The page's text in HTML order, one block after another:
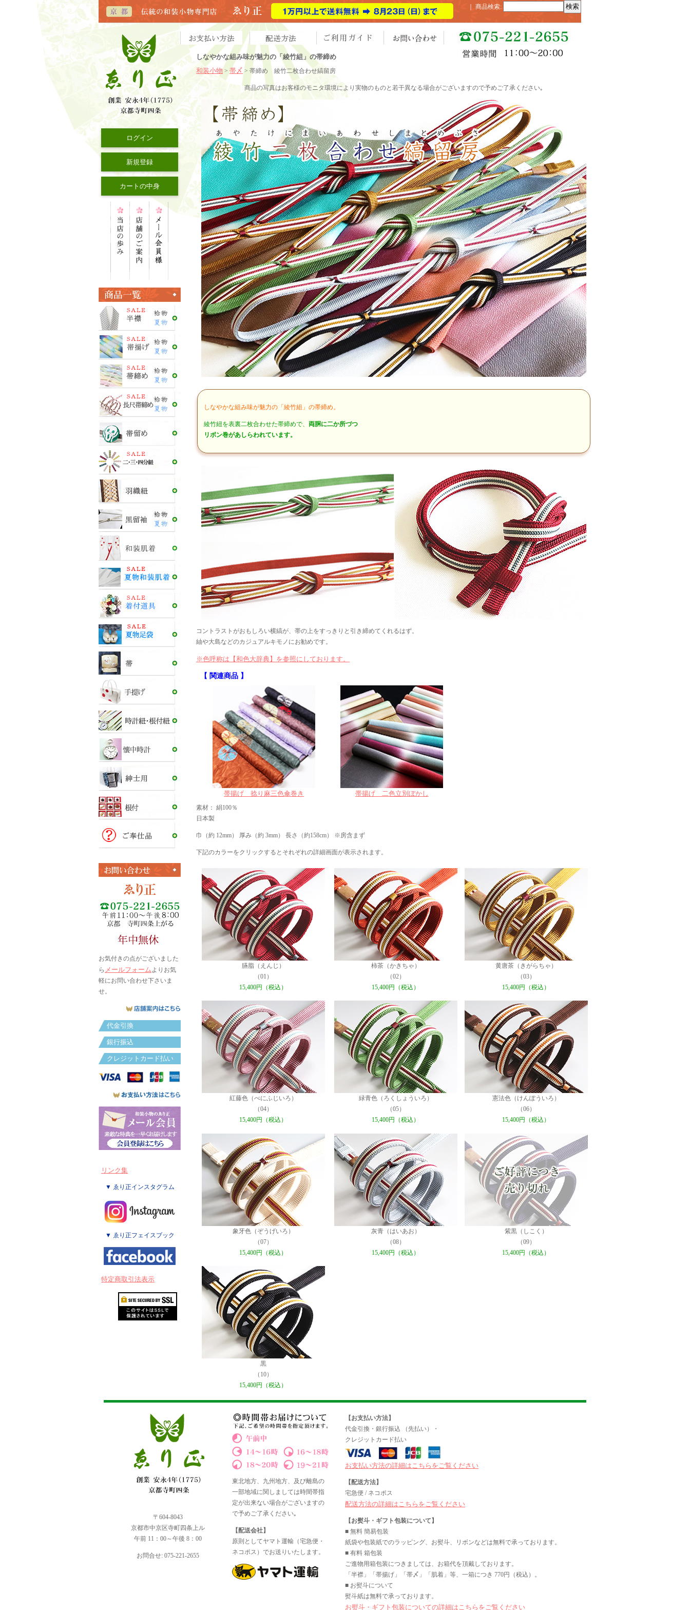
商品検索:
ログイン
新規登録
カートの中身
お気付きの点がございました
ら メールフォームよりお気
軽にお問い合わせ下さいま
せ。
代金引換
銀行振込
クレジットカード払い
リンク集
▼ ゑり正インスタグラム
▼ ゑり正フェイスブック
特定商取引法表示
しなやかな組み味が魅力の「綾竹組」の帯締め
和装小物 > 帯〆 > 帯締め 綾竹二枚合わせ縞留房
商品の写真はお客様のモニタ環境により実物のものと若干異なる場合がございますので予めご了承ください｡
しなやかな組み味が魅力の「綾竹組」の帯締め。
綾竹紐を表裏二枚合わせた帯締めで、両胴に二か所づつ
リボン巻があしらわれています。
コントラストがおもしろい横縞が、帯の上をすっきりと引き締めてくれるはず。
紬や大島などのカジュアルキモノにお勧めです。
※色呼称は【和色大辞典】を参照にしております。
【 関連商品 】
帯揚げ 捻り麻三色傘巻き 帯揚げ 二色立別ぼかし
素材： 絹100％
日本製
巾（約 12mm） 厚み（約 3mm） 長さ（約158cm） ※房含まず
下記のカラーをクリックするとそれぞれの詳細画面が表示されます。
臙脂（えんじ）
（01）
15,400円（税込）
柿茶（かきちゃ）
（02）
15,400円（税込）
黄唐茶（きがらちゃ）
（03）
15,400円（税込）
紅藤色（べにふじいろ）
（04）
15,400円（税込）
緑青色（ろくしょういろ）
（05）
15,400円（税込）
憲法色（けんぽういろ）
（06）
15,400円（税込）
象牙色（ぞうげいろ）
（07）
15,400円（税込）
灰青（はいあお）
（08）
15,400円（税込）
紫黒（しこく）
（09）
15,400円（税込）
黒
（10）
15,400円（税込）
〒604-8043
京都市中京区寺町四条上ル
午前 11：00～午後 8：00
お問合せ: 075-221-2655
東北地方、九州地方、及び離島の
一部地域に関しましては時間帯指
定が出来ない場合がございますの
で予めご了承ください｡
【配送会社】
原則としてヤマト運輸（宅急便・
ネコポス）でお送りいたします。
【お支払い方法】
代金引換・銀行振込 （先払い）・
クレジットカード払い
お支払い方法の詳細はこちらをご覧ください
【配送方法】
宅急便 / ネコポス
配送方法の詳細はこちらをご覧ください
【お熨斗・ギフト包装について】
■ 無料 簡易包装
紙袋や包装紙でのラッピング、お熨斗、リボンなどは無料で承っております。
■ 有料 箱包装
ご進物用箱包装につきましては、お箱代を頂戴しております。
「半襟」「帯揚げ」「帯〆」「肌着」等、一箱につき 770円（税込）。
■ お熨斗について
熨斗紙は無料で承っております。
お熨斗・ギフト包装についての詳細はこちらをご覧ください